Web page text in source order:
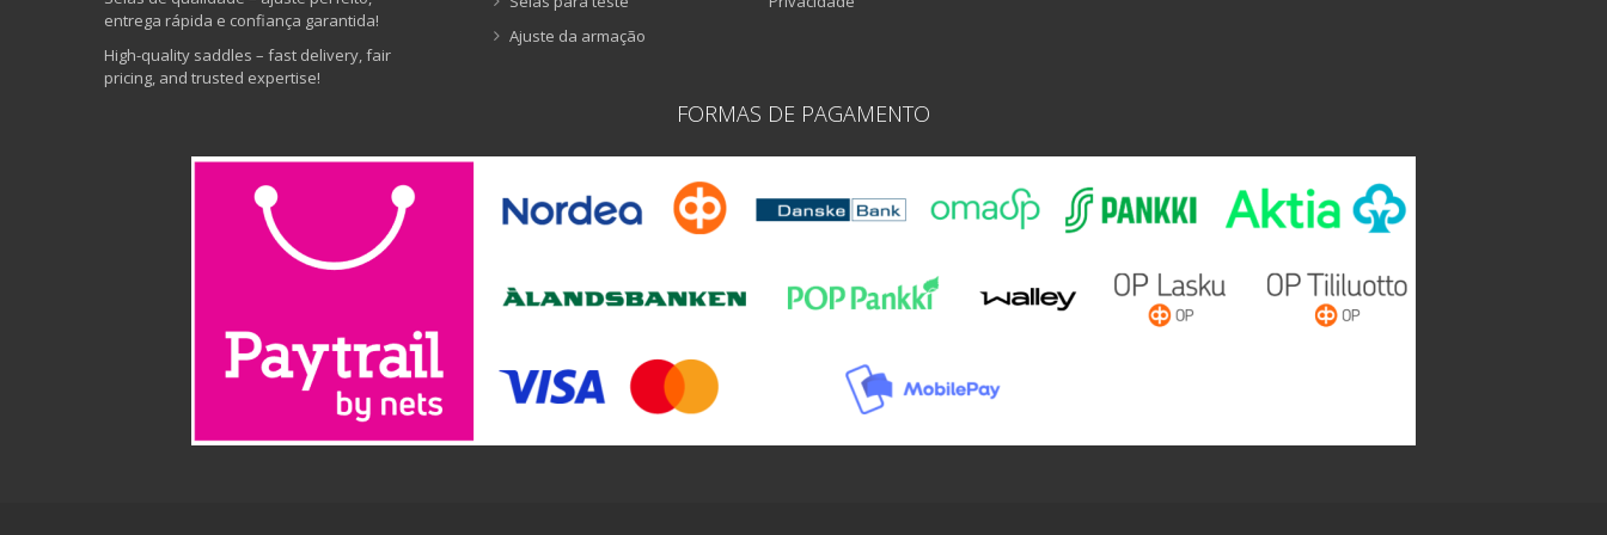
entrega rápida e confiança garantida!
High-quality saddles – fast delivery, fair
pricing, and trusted expertise!
Ajuste da armação
FORMAS DE PAGAMENTO